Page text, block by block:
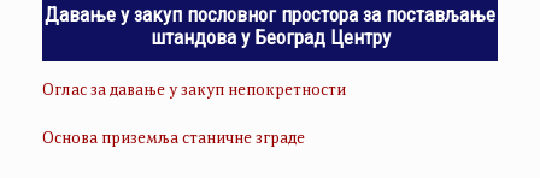
Давање у закуп пословног простора за постављање
штандова у Београд Центру
Оглас за давање у закуп непокретности
Основа приземља станичне зграде